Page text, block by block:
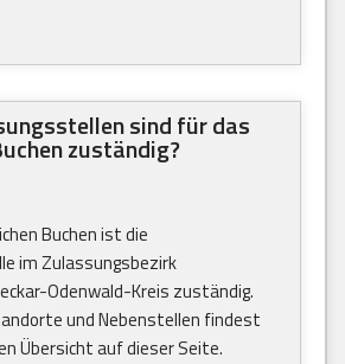
sind für das
zuständig?
Buchen ist die
im Zulassungsbezirk
Odenwald-Kreis zuständig.
und Nebenstellen findest
Übersicht auf dieser Seite.